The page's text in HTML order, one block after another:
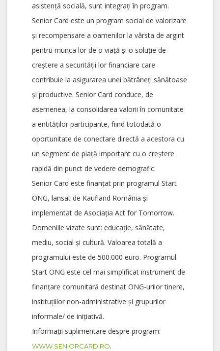
asistență socială, sunt integrați în program.
Senior Card este un program social de valorizare
și recompensare a oamenilor la vârsta de argint
pentru munca lor de o viață și o soluție de
creștere a securității lor financiare care
contribuie la asigurarea unei bătrâneți sănătoase
și productive. Senior Card conduce, de
asemenea, la consolidarea valorii în comunitate
a entităților participante, fiind totodată o
oportunitate de conectare directă a acestora cu
un segment de piață important cu o creștere
rapidă din punct de vedere demografic.
Senior Card este finanțat prin programul Start
ONG, lansat de Kaufland România și
implementat de Asociația Act for Tomorrow.
Domeniile vizate sunt: educație, sănătate,
mediu, social și cultură. Valoarea totală a
programului este de 500.000 euro. Programul
Start ONG este cel mai simplificat instrument de
finanțare comunitară destinat ONG-urilor tinere,
instituțiilor non-administrative și grupurilor
informale/ de inițiativă.
Informații suplimentare despre program:
WWW.SENIORCARD.RO.